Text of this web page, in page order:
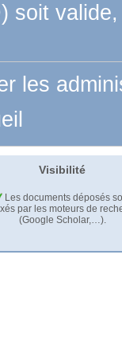
soit
les
Visibilité
Les documents déposés
par les moteurs de
(Google Scholar,…).